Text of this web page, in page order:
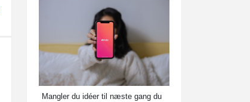
Mangler du idéer til næste gang du